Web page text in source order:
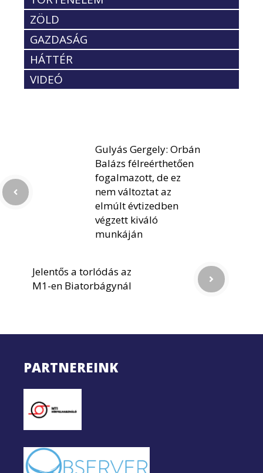
ZÖLD
GAZDASÁG
HÁTTÉR
VIDEÓ
Gulyás Gergely: Orbán
Balázs félreérthetően
fogalmazott, de ez
nem változtat az
elmúlt évtizedben
végzett kiváló
munkáján
Jelentős a torlódás az
M1-en Biatorbágynál
PARTNEREINK